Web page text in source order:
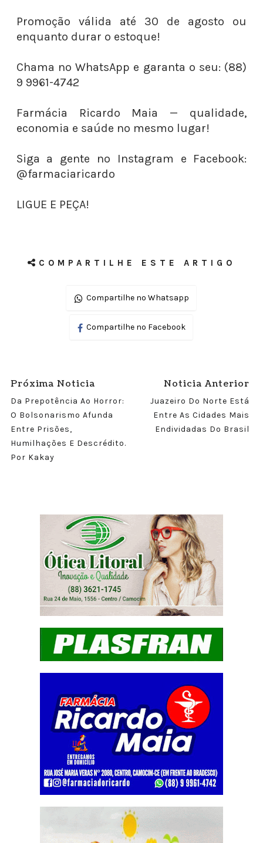
Promoção válida até 30 de agosto ou
enquanto durar o estoque!
Chama no WhatsApp e garanta o seu: (88)
9 9961-4742
Farmácia Ricardo Maia — qualidade,
economia e saúde no mesmo lugar!
Siga a gente no Instagram e Facebook:
@farmaciaricardo
LIGUE E PEÇA!
COMPARTILHE ESTE ARTIGO
Compartilhe no Whatsapp
Compartilhe no Facebook
Próxima Noticia
Da Prepotência Ao Horror:
O Bolsonarismo Afunda
Entre Prisões,
Humilhações E Descrédito.
Por Kakay
Noticia Anterior
Juazeiro Do Norte Está
Entre As Cidades Mais
Endividadas Do Brasil